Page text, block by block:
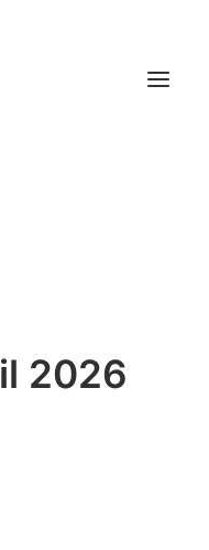
2026